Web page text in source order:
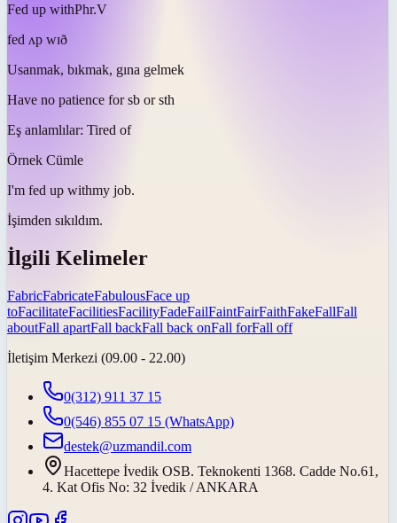
Fed up withPhr.V
fed ʌp wɪð
Usanmak, bıkmak, gına gelmek
Have no patience for sb or sth
Eş anlamlılar: Tired of
Örnek Cümle
I'm fed up withmy job.
İşimden sıkıldım.
İlgili Kelimeler
FabricFabricateFabulousFace up
toFacilitateFacilitiesFacilityFadeFailFaintFairFaithFakeFallFall
aboutFall apartFall backFall back onFall forFall off
İletişim Merkezi (09.00 - 22.00)
0(312) 911 37 15
0(546) 855 07 15 (WhatsApp)
destek@uzmandil.com
Hacettepe İvedik OSB. Teknokenti 1368. Cadde No.61,
4. Kat Ofis No: 32 İvedik / ANKARA